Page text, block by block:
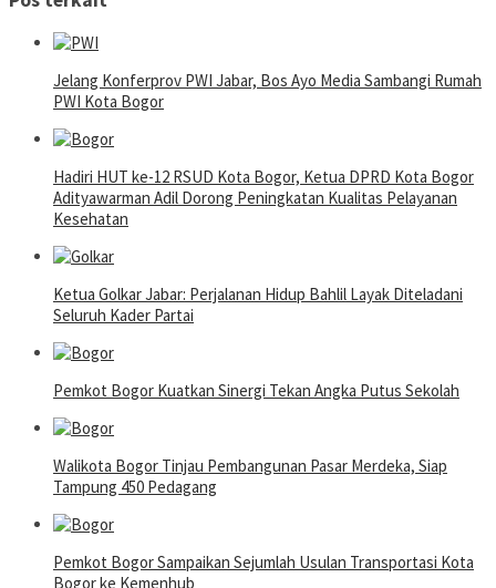
Jelang Konferprov PWI Jabar, Bos Ayo Media Sambangi Rumah
PWI Kota Bogor
Hadiri HUT ke-12 RSUD Kota Bogor, Ketua DPRD Kota Bogor
Adityawarman Adil Dorong Peningkatan Kualitas Pelayanan
Kesehatan
Ketua Golkar Jabar: Perjalanan Hidup Bahlil Layak Diteladani
Seluruh Kader Partai
Pemkot Bogor Kuatkan Sinergi Tekan Angka Putus Sekolah
Walikota Bogor Tinjau Pembangunan Pasar Merdeka, Siap
Tampung 450 Pedagang
Pemkot Bogor Sampaikan Sejumlah Usulan Transportasi Kota
Bogor ke Kemenhub